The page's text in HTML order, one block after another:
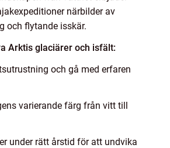
närbilder av
och flytande isskär.
Arktis glaciärer och isfält:
och gå med erfaren
varierande färg från vitt till
under rätt årstid för att undvika